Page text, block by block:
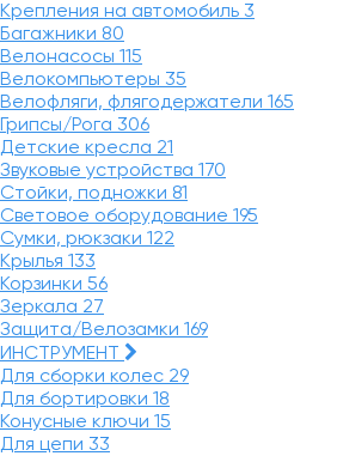
Крепления на автомобиль 3
Багажники 80
Велонасосы 115
Велокомпьютеры 35
Велофляги, флягодержатели 165
Грипсы/Рога 306
Детские кресла 21
Звуковые устройства 170
Стойки, подножки 81
Световое оборудование 195
Сумки, рюкзаки 122
Крылья 133
Корзинки 56
Зеркала 27
Защита/Велозамки 169
ИНСТРУМЕНТ
Для сборки колес 29
Для бортировки 18
Конусные ключи 15
Для цепи 33